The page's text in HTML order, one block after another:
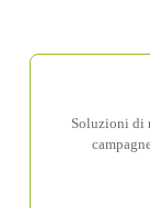
Soluzioni di